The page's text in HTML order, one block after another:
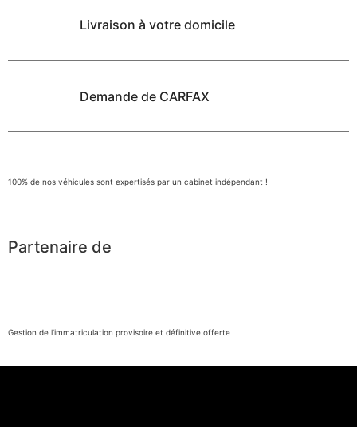
Livraison à votre domicile
Demande de CARFAX
100% de nos véhicules sont expertisés par un cabinet indépendant !
Partenaire de
Gestion de l’immatriculation provisoire et définitive offerte